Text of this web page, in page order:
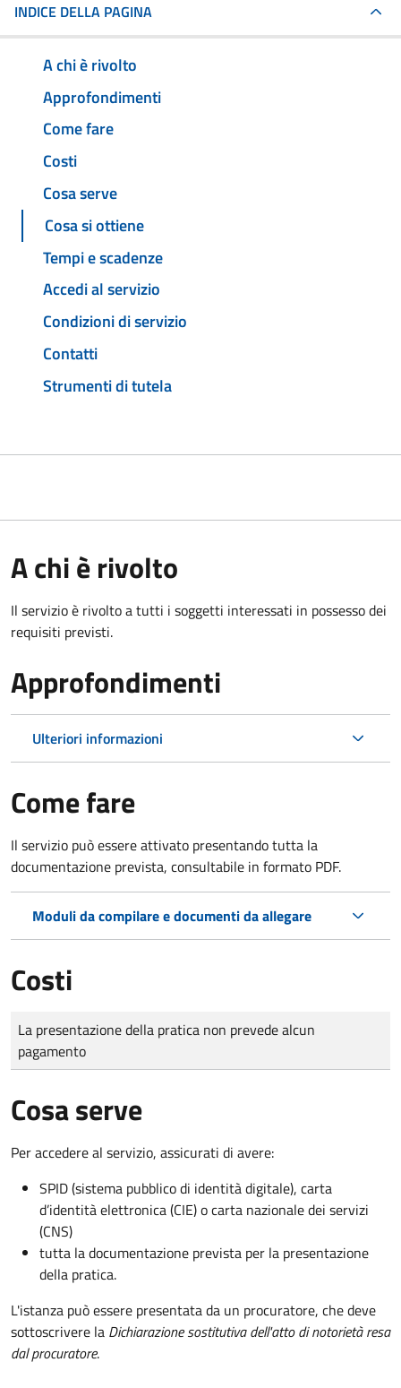
INDICE DELLA PAGINA
A chi è rivolto
Approfondimenti
Come fare
Costi
Cosa serve
Cosa si ottiene
Tempi e scadenze
Accedi al servizio
Condizioni di servizio
Contatti
Strumenti di tutela
A chi è rivolto
Il servizio è rivolto a tutti i soggetti interessati in possesso dei
requisiti previsti.
Approfondimenti
Ulteriori informazioni
Come fare
Il servizio può essere attivato presentando tutta la
documentazione prevista, consultabile in formato PDF.
Moduli da compilare e documenti da allegare
Costi
Tipo di pagamento
Importo
La presentazione della pratica non prevede alcun
pagamento
Cosa serve
Per accedere al servizio, assicurati di avere:
SPID (sistema pubblico di identità digitale), carta
d’identità elettronica (CIE) o carta nazionale dei servizi
(CNS)
tutta la documentazione prevista per la presentazione
della pratica.
L'istanza può essere presentata da un procuratore, che deve
sottoscrivere la Dichiarazione sostitutiva dell'atto di notorietà resa
dal procuratore.